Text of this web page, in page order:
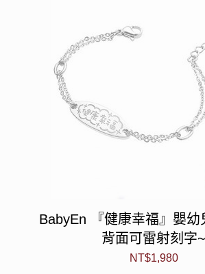
BabyEn 『健康幸福』嬰幼
背面可雷射刻字~
NT$1,980